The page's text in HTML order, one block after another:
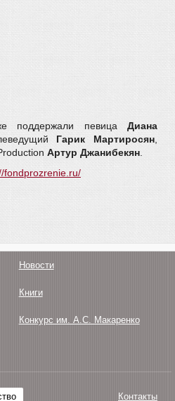
поддержали певица Диана
Гарик Мартиросян,
Артур Джанибекян.
fondprozrenie.ru/
Новости
Книги
Конкурс им. А.С. Макаренко
Контакты